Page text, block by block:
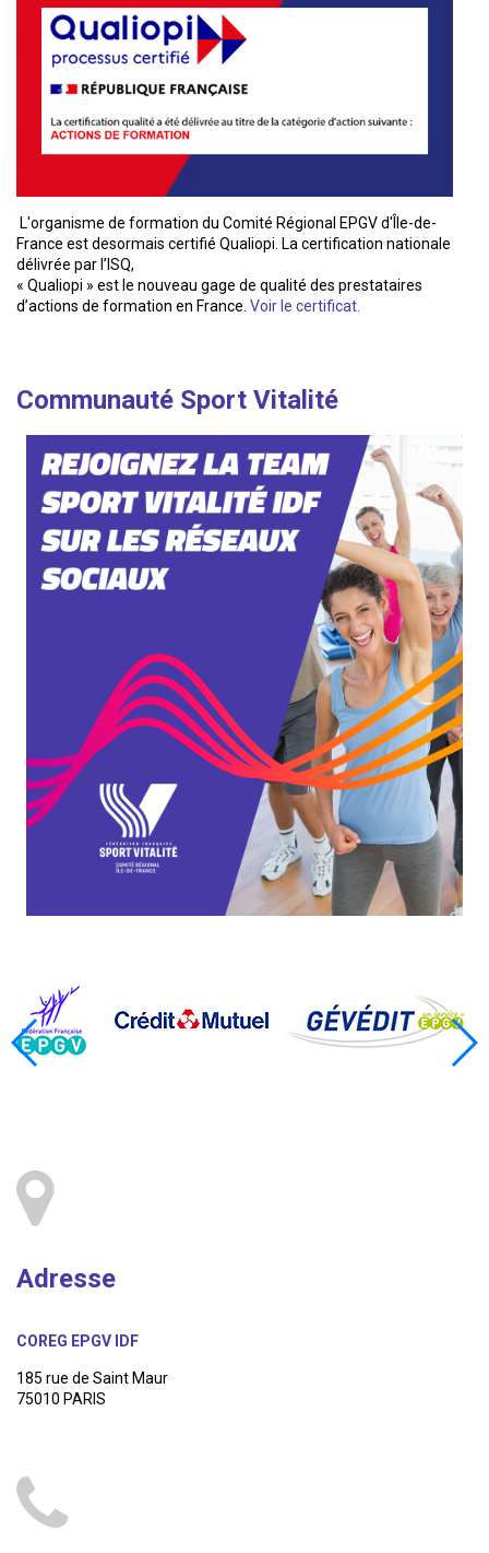
L'organisme de formation du Comité Régional EPGV d'Île-de-
France est desormais certifié Qualiopi. La certification nationale
délivrée par l’ISQ,
« Qualiopi » est le nouveau gage de qualité des prestataires
d’actions de formation en France. Voir le certificat.
Communauté Sport Vitalité
Adresse
COREG EPGV IDF
185 rue de Saint Maur
75010 PARIS